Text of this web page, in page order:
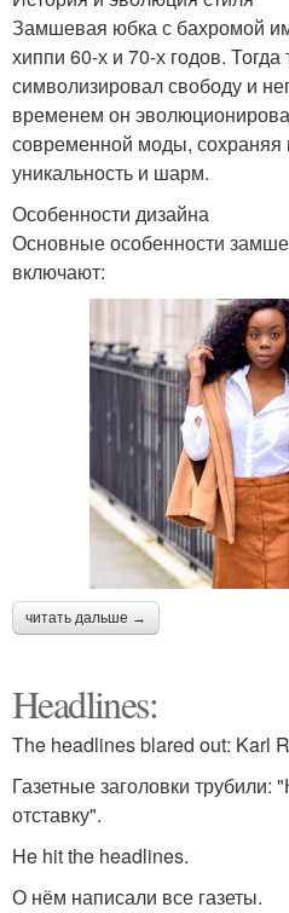
Замшевая юбка с бахромой
хиппи 60-х и 70-х годов. Тогда
символизировал свободу и
временем он
современной моды, сохраняя
уникальность и шарм.
Особенности дизайна
Основные особенности
включают:
читать дальше →
Headlines:
The headlines blared out: Karl
Газетные заголовки трубили:
отставку".
He hit the headlines.
О нём написали все газеты.